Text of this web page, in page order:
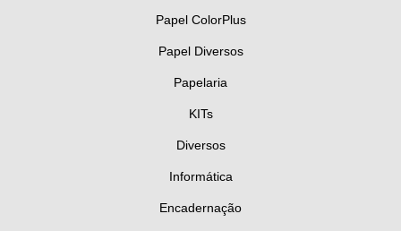
Papel ColorPlus
Papel Diversos
Papelaria
KITs
Diversos
Informática
Encadernação